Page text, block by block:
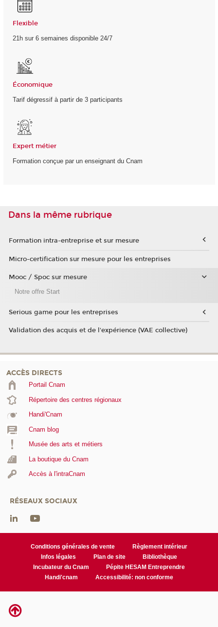
Flexible
21h sur 6 semaines disponible 24/7
Économique
Tarif dégressif à partir de 3 participants
Expert métier
Formation conçue par un enseignant du Cnam
Dans la même rubrique
Formation intra-entreprise et sur mesure
Micro-certification sur mesure pour les entreprises
Mooc / Spoc sur mesure
Notre offre Start
Serious game pour les entreprises
Validation des acquis et de l'expérience (VAE collective)
ACCÈS DIRECTS
Portail Cnam
Répertoire des centres régionaux
Handi'Cnam
Cnam blog
Musée des arts et métiers
La boutique du Cnam
Accès à l'intraCnam
RÉSEAUX SOCIAUX
Conditions générales de vente
Règlement intérieur
Infos légales
Plan de site
Bibliothèque
Incubateur du Cnam
Pépite HESAM Entreprendre
Handi'cnam
Accessibilité: non conforme